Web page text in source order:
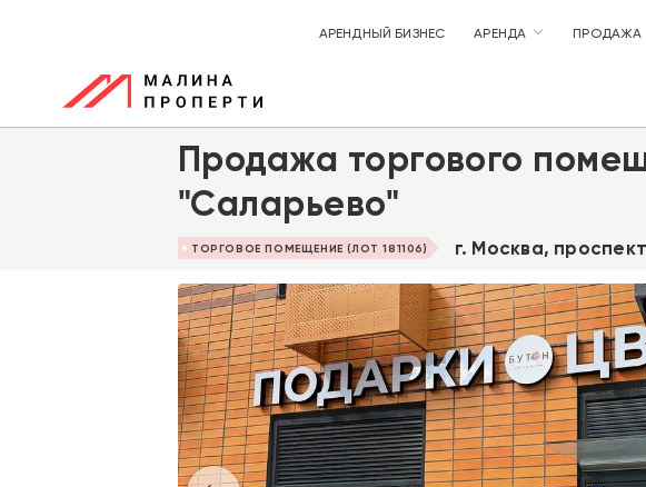
АРЕНДНЫЙ БИЗНЕС АРЕНДА ПРОДАЖА
Продажа торгового
"Саларьево"
ТОРГОВОЕ ПОМЕЩЕНИЕ (ЛОТ 181106) г. Москва,